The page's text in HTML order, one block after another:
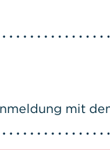
mit